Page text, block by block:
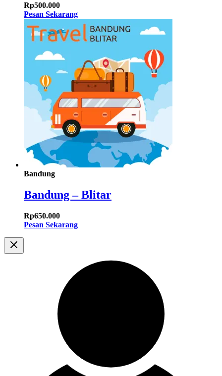
Rp500.000
Pesan Sekarang
Bandung
Bandung – Blitar
Rp650.000
Pesan Sekarang